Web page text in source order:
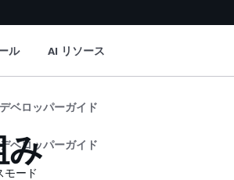
ル AI リソース
デベロッパーガイド
デベロッパーガイド
み
モード